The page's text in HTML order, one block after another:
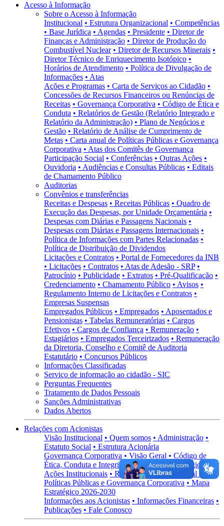
Acesso à Informação
Sobre o Acesso à Informação
Institucional • Estrutura Organizacional • Competências
• Base Jurídica • Agendas • Presidente • Diretor de
Finanças e Administração • Diretor de Produção do
Combustível Nuclear • Diretor de Recursos Minerais •
Diretor Técnico de Enriquecimento Isotópico •
Horários de Atendimento • Política de Divulgação de
Informações • Atas
Ações e Programas • Carta de Serviços ao Cidadão •
Concessões de Recursos Financeiros ou Renúncias de
Receitas • Governança Corporativa • Código de Ética e
Conduta • Relatórios de Gestão (Relatório Integrado e
Relatório da Administração) • Plano de Negócios e
Gestão • Relatório de Análise de Cumprimento de
Metas • Carta anual de Políticas Públicas e Governança
Corporativa • Atas dos Comitês de Governança
Participação Social • Conferências • Outras Ações •
Ouvidoria • Audiências e Consultas Públicas • Editais
de Chamamento Público
Auditorias
Convênios e transferências
Receitas e Despesas • Receitas Públicas • Quadro de
Execução das Despesas, por Unidade Orçamentária •
Despesas com Diárias e Passagens Nacionais •
Despesas com Diárias e Passagens Internacionais •
Política de Informações com Partes Relacionadas •
Política de Distribuição de Dividendos
Licitações e Contratos • Portal de Fornecedores da INB
• Licitações • Contratos • Atas de Adesão - SRP •
Patrocínio • Publicidade • Extratos • Pré-Qualificação •
Credenciamento • Chamamento Público • Avisos •
Regulamento Interno de Licitações e Contratos •
Empresas Suspensas
Empregados Públicos • Empregados • Aposentados e
Pensionistas • Tabelas Remuneratórias • Cargos
Efetivos • Cargos de Confiança • Remuneração •
Estagiários • Empregados Terceirizados • Remuneração
da Diretoria, Conselho e Comitê de Auditoria
Estatutário • Concursos Públicos
Informações Classificadas
Serviço de informação ao cidadão - SIC
Perguntas Frequentes
Tratamento de Dados Pessoais
Sanções Administrativas
Dados Abertos
Relações com Acionistas
Visão Institucional • Quem somos • Administração •
Estatuto Social • Estrutura Acionária
Governança Corporativa • Visão Geral • Código de
Ética, Conduta e Integridade • Políticas Estratégicas •
Ações Institucionais • Regimentos • Carta Anual de
Políticas Públicas e Governança Corporativa • Mapa
Estratégico 2026-2030
Informações aos Acionistas • Informações Financeiras •
Publicações • Fale Conosco